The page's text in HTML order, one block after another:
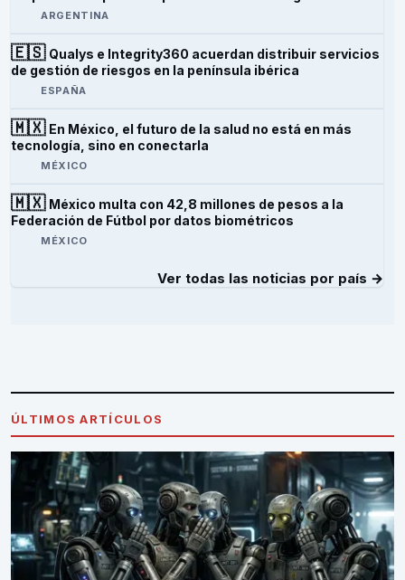
ARGENTINA
🇪🇸 Qualys e Integrity360 acuerdan distribuir servicios
de gestión de riesgos en la península ibérica
ESPAÑA
🇲🇽 En México, el futuro de la salud no está en más
tecnología, sino en conectarla
MÉXICO
🇲🇽 México multa con 42,8 millones de pesos a la
Federación de Fútbol por datos biométricos
MÉXICO
Ver todas las noticias por país →
ÚLTIMOS ARTÍCULOS